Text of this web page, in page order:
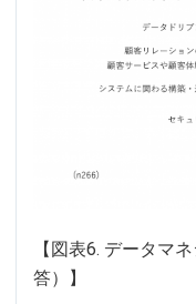
【図表6. データマ
答）】